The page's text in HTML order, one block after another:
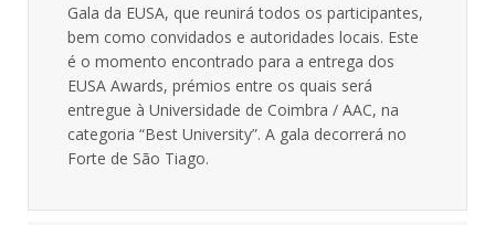
Gala da EUSA, que reunirá todos os participantes,
bem como convidados e autoridades locais. Este
é o momento encontrado para a entrega dos
EUSA Awards, prémios entre os quais será
entregue à Universidade de Coimbra / AAC, na
categoria “Best University”. A gala decorrerá no
Forte de São Tiago.